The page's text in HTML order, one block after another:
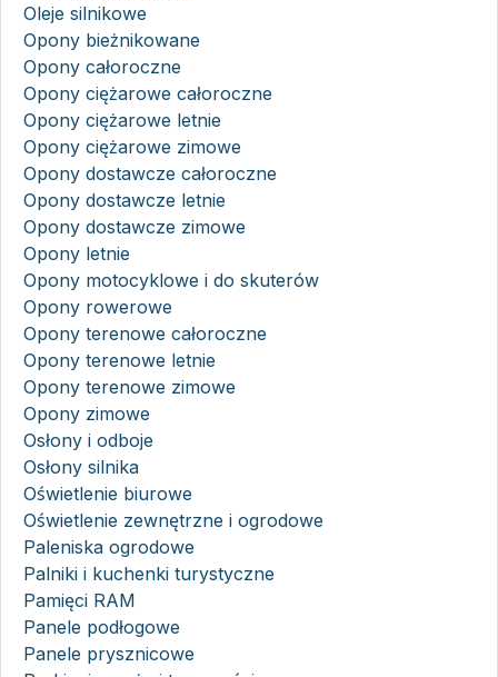
Oleje silnikowe
Opony bieżnikowane
Opony całoroczne
Opony ciężarowe całoroczne
Opony ciężarowe letnie
Opony ciężarowe zimowe
Opony dostawcze całoroczne
Opony dostawcze letnie
Opony dostawcze zimowe
Opony letnie
Opony motocyklowe i do skuterów
Opony rowerowe
Opony terenowe całoroczne
Opony terenowe letnie
Opony terenowe zimowe
Opony zimowe
Osłony i odboje
Osłony silnika
Oświetlenie biurowe
Oświetlenie zewnętrzne i ogrodowe
Paleniska ogrodowe
Palniki i kuchenki turystyczne
Pamięci RAM
Panele podłogowe
Panele prysznicowe